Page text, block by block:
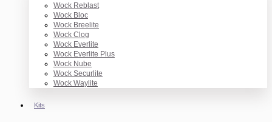
Wock Reblast
Wock Bloc
Wock Breelite
Wock Clog
Wock Everlite
Wock Everlite Plus
Wock Nube
Wock Securlite
Wock Waylite
Kits